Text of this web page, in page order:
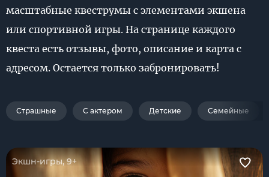
масштабные квеструмы с элементами экшена
или спортивной игры. На странице каждого
квеста есть отзывы, фото, описание и карта с
адресом. Остается только забронировать!
Страшные С актером Детские Семейные
Экшн-игры, 9+